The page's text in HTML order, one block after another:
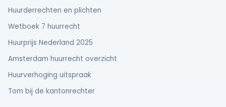
Huurderrechten en plichten
Wetboek 7 huurrecht
Huurprijs Nederland 2025
Amsterdam huurrecht overzicht
Huurverhoging uitspraak
Tom bij de kantonrechter